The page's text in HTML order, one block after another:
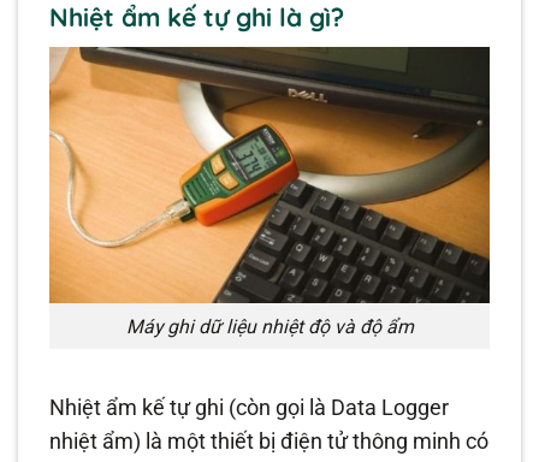
Nhiệt ẩm kế tự ghi là gì?
Máy ghi dữ liệu nhiệt độ và độ ẩm
Nhiệt ẩm kế tự ghi (còn gọi là Data Logger
nhiệt ẩm) là một thiết bị điện tử thông minh có